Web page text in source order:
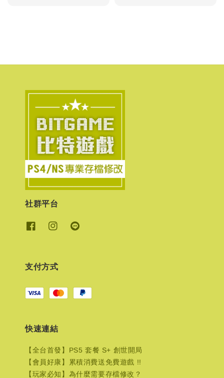
社群平台
支付方式
快速連結
【全台首發】PS5 套餐 S+ 創世開局
【會員好康】累積消費送免費遊戲 !!
【玩家必知】為什麼需要存檔修改？